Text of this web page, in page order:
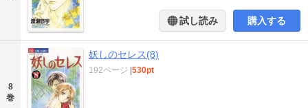
試し読み 購入する
8
巻
妖しのセレス(8)
192ページ |530pt